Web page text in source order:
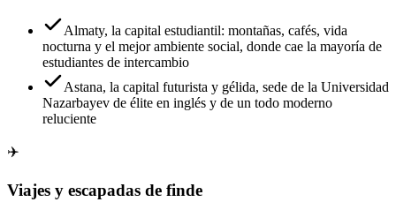
Almaty, la capital estudiantil: montañas, cafés, vida
nocturna y el mejor ambiente social, donde cae la mayoría de
estudiantes de intercambio
Astana, la capital futurista y gélida, sede de la Universidad
Nazarbayev de élite en inglés y de un todo moderno
reluciente
✈️
Viajes y escapadas de finde